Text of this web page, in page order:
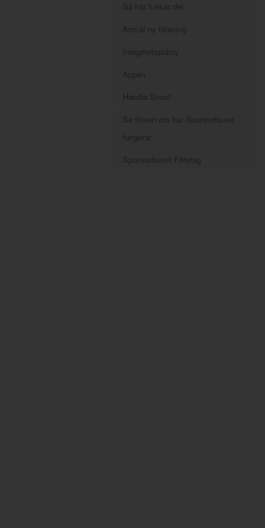
Så här funkar det
Anmäl ny förening
Integritetspolicy
Appen
Handla Smart
Se filmen om hur Sponsorhuset
fungerar
Sponsorhuset Företag